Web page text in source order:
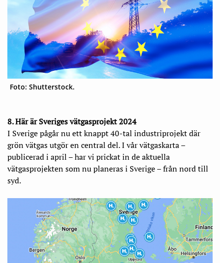
Foto: Shutterstock.
8. Här är Sveriges vätgasprojekt 2024
I Sverige pågår nu ett knappt 40-tal industriprojekt där
grön vätgas utgör en central del. I vår vätgaskarta –
publicerad i april – har vi prickat in de aktuella
vätgasprojekten som nu planeras i Sverige – från nord till
syd.